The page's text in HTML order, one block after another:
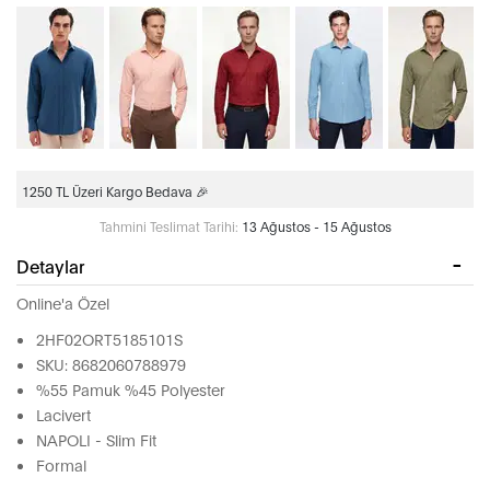
1250 TL Üzeri Kargo Bedava 🎉
Tahmini Teslimat Tarihi: 13 Ağustos - 15 Ağustos
Detaylar
Online'a Özel
2HF02ORT5185101S
SKU: 8682060788979
%55 Pamuk %45 Polyester
Lacivert
NAPOLI - Slim Fit
Formal